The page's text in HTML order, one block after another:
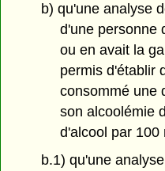
b) qu'une analyse
d'une personne
ou en avait la
permis d'établir
consommé une
son alcoolémie
d'alcool par 100
b.1) qu'une